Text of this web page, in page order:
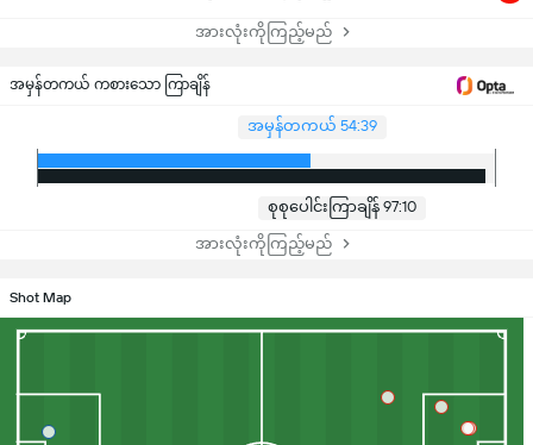
အားလုံးကိုကြည့်မည်
အမှန်တကယ် ကစားသော ကြာချိန်
အမှန်တကယ် 54:39
စုစုပေါင်းကြာချိန် 97:10
အားလုံးကိုကြည့်မည်
Shot Map